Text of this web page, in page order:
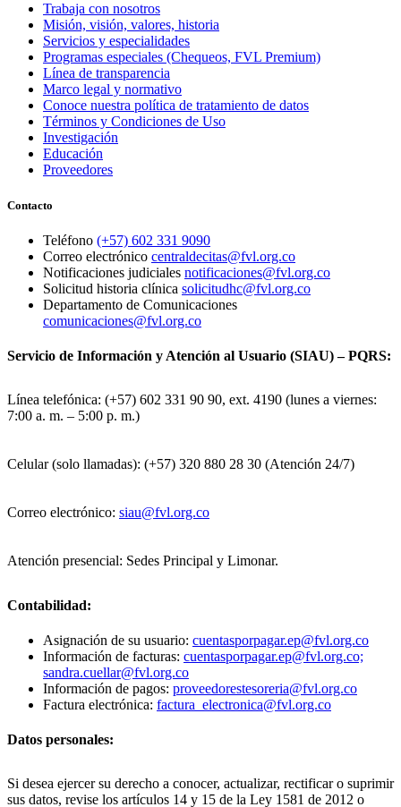
Trabaja con nosotros
Misión, visión, valores, historia
Servicios y especialidades
Programas especiales (Chequeos, FVL Premium)
Línea de transparencia
Marco legal y normativo
Conoce nuestra política de tratamiento de datos
Términos y Condiciones de Uso
Investigación
Educación
Proveedores
Contacto
Teléfono (+57) 602 331 9090
Correo electrónico centraldecitas@fvl.org.co
Notificaciones judiciales notificaciones@fvl.org.co
Solicitud historia clínica solicitudhc@fvl.org.co
Departamento de Comunicaciones
comunicaciones@fvl.org.co
Servicio de Información y Atención al Usuario (SIAU) – PQRS:
Línea telefónica: (+57) 602 331 90 90, ext. 4190 (lunes a viernes:
7:00 a. m. – 5:00 p. m.)
Celular (solo llamadas): (+57) 320 880 28 30 (Atención 24/7)
Correo electrónico: siau@fvl.org.co
Atención presencial: Sedes Principal y Limonar.
Contabilidad:
Asignación de su usuario: cuentasporpagar.ep@fvl.org.co
Información de facturas: cuentasporpagar.ep@fvl.org.co;
sandra.cuellar@fvl.org.co
Información de pagos: proveedorestesoreria@fvl.org.co
Factura electrónica: factura_electronica@fvl.org.co
Datos personales:
Si desea ejercer su derecho a conocer, actualizar, rectificar o suprimir
sus datos, revise los artículos 14 y 15 de la Ley 1581 de 2012 o